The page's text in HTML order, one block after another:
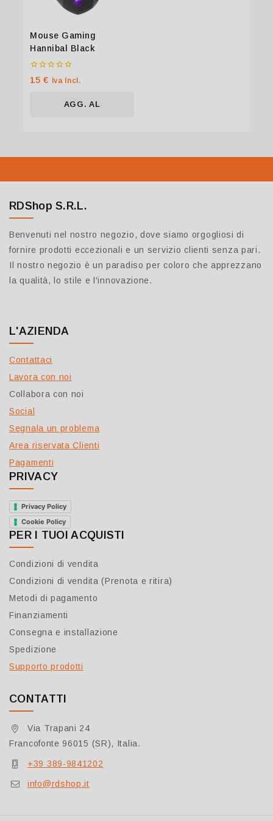
Mouse Gaming
Hannibal Black
0
su
15€ Iva Incl.
AGG. AL
RDShop S.R.L.
Benvenuti nel nostro negozio, dove siamo orgogliosi di
fornire prodotti eccezionali e un servizio clienti senza pari.
Il nostro negozio è un paradiso per coloro che apprezzano
la qualità, lo stile e l'innovazione.
L'AZIENDA
Contattaci
Lavora con noi
Collabora con noi
Social
Segnala un problema
Area riservata Clienti
Pagamenti
PRIVACY
Privacy Policy
Cookie Policy
PER I TUOI ACQUISTI
Condizioni di vendita
Condizioni di vendita (Prenota e ritira)
Metodi di pagamento
Finanziamenti
Consegna e installazione
Spedizione
Supporto prodotti
CONTATTI
Via Trapani 24
Francofonte 96015 (SR), Italia.
+39 389-9841202
info@rdshop.it